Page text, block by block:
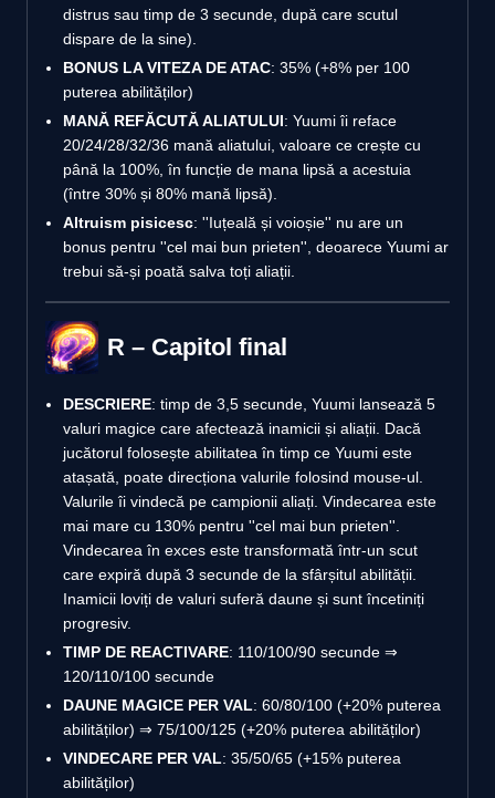
distrus sau timp de 3 secunde, după care scutul
dispare de la sine).
BONUS LA VITEZA DE ATAC: 35% (+8% per 100
puterea abilităților)
MANĂ REFĂCUTĂ ALIATULUI: Yuumi îi reface
20/24/28/32/36 mană aliatului, valoare ce crește cu
până la 100%, în funcție de mana lipsă a acestuia
(între 30% și 80% mană lipsă).
Altruism pisicesc: ''Iuțeală și voioșie'' nu are un
bonus pentru ''cel mai bun prieten'', deoarece Yuumi ar
trebui să-și poată salva toți aliații.
R – Capitol final
DESCRIERE: timp de 3,5 secunde, Yuumi lansează 5
valuri magice care afectează inamicii și aliații. Dacă
jucătorul folosește abilitatea în timp ce Yuumi este
atașată, poate direcționa valurile folosind mouse-ul.
Valurile îi vindecă pe campionii aliați. Vindecarea este
mai mare cu 130% pentru ''cel mai bun prieten''.
Vindecarea în exces este transformată într-un scut
care expiră după 3 secunde de la sfârșitul abilității.
Inamicii loviți de valuri suferă daune și sunt încetiniți
progresiv.
TIMP DE REACTIVARE: 110/100/90 secunde ⇒
120/110/100 secunde
DAUNE MAGICE PER VAL: 60/80/100 (+20% puterea
abilităților) ⇒ 75/100/125 (+20% puterea abilităților)
VINDECARE PER VAL: 35/50/65 (+15% puterea
abilităților)